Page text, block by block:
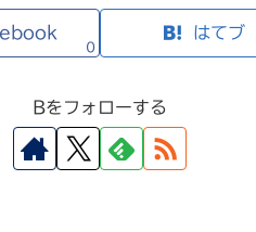
0
はてブ
Bをフォローする